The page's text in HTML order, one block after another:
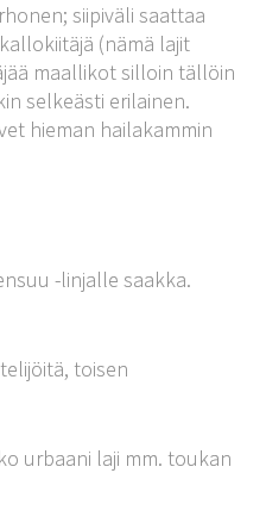
siipiväli saattaa
(nämä lajit
maallikot silloin tällöin
selkeästi erilainen.
hieman hailakammin
-linjalle saakka.
toisen
urbaani laji mm. toukan